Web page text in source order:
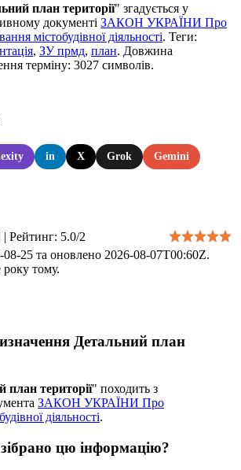
план території" згадується у
документі ЗАКОН УКРАЇНИ Про
містобудівної діяльності. Теги:
, ЗУ прмд, план. Довжина
терміну: 3027 символів.
in X Grok Gemini
| Рейтинг: 5.0/2
25 та оновлено 2026-08-07T00:60Z.
року тому.
Детальний план
план території" походить з
ЗАКОН УКРАЇНИ Про
діяльності.
цю інформацію?